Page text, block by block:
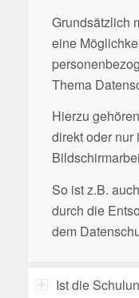
Grundsätzlich
eine
Thema
Hierzu
direkt oder nur
So ist z.B.
durch die
dem
Ist die